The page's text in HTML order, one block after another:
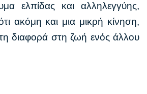
ελπίδας και αλληλεγγύης,
ακόμη και μια μικρή κίνηση,
διαφορά στη ζωή ενός άλλου